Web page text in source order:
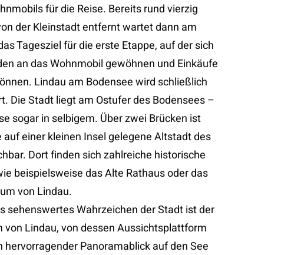
für die Reise. Bereits rund vierzig
der Kleinstadt entfernt wartet dann am
Tagesziel für die erste Etappe, auf der sich
an das Wohnmobil gewöhnen und Einkäufe
Lindau am Bodensee wird schließlich
Die Stadt liegt am Ostufer des Bodensees –
sogar in selbigem. Über zwei Brücken ist
auf einer kleinen Insel gelegene Altstadt des
Dort finden sich zahlreiche historische
beispielsweise das Alte Rathaus oder das
von Lindau.
sehenswertes Wahrzeichen der Stadt ist der
von Lindau, von dessen Aussichtsplattform
hervorragender Panoramablick auf den See